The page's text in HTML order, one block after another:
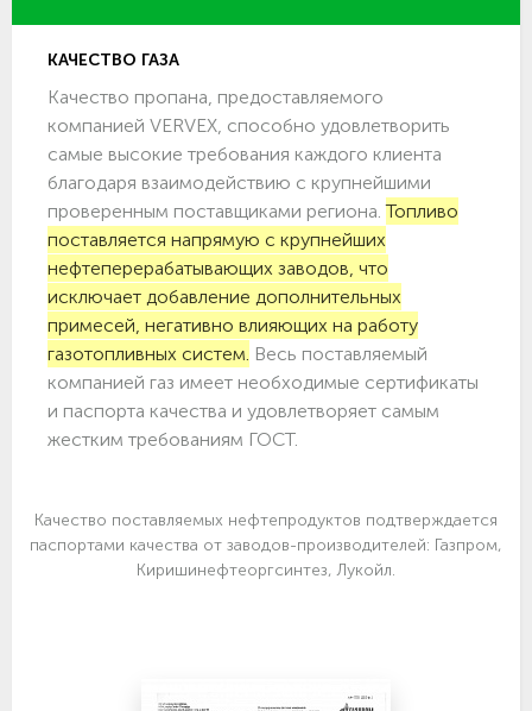
КАЧЕСТВО ГАЗА
Качество пропана, предоставляемого
компанией VERVEX, способно удовлетворить
самые высокие требования каждого клиента
благодаря взаимодействию с крупнейшими
проверенным поставщиками региона.Топливо
поставляется напрямую с крупнейших
нефтеперерабатывающих заводов, что
исключает добавление дополнительных
примесей, негативно влияющих на работу
газотопливных систем. Весь поставляемый
компанией газ имеет необходимые сертификаты
и паспорта качества и удовлетворяет самым
жестким требованиям ГОСТ.
Качество поставляемых нефтепродуктов подтверждается
паспортами качества от заводов-производителей: Газпром,
Киришинефтеоргсинтез, Лукойл.